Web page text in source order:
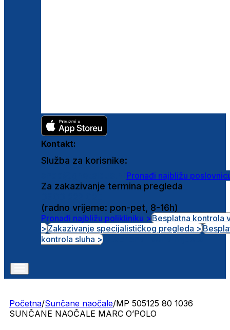
Kontakt:
Služba za korisnike:
Pronađi najbližu
Za zakazivanje termina pregleda
(radno vrijeme: pon-pet, 8-16h)
Pronađi najbližu polikliniku >Besplatna kontrola
>Zakazivanje specijalističkog pregleda >
kontrola sluha >
Početna/Sunčane naočale/MP 505125 80 1036
SUNČANE NAOČALE MARC O’POLO